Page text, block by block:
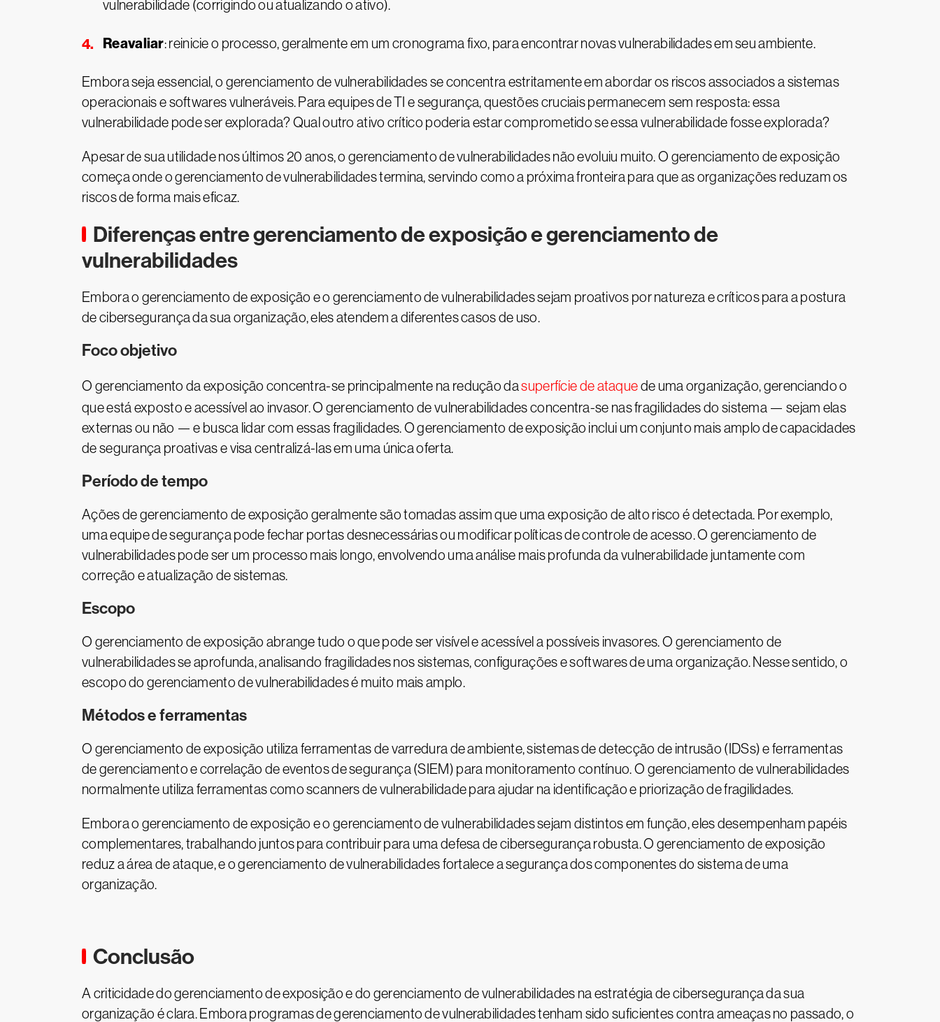
vulnerabilidade (corrigindo ou atualizando o ativo).
Reavaliar: reinicie o processo, geralmente em um cronograma fixo, para encontrar novas vulnerabilidades em seu ambiente.
Embora seja essencial, o gerenciamento de vulnerabilidades se concentra estritamente em abordar os riscos associados a sistemas
operacionais e softwares vulneráveis. Para equipes de TI e segurança, questões cruciais permanecem sem resposta: essa
vulnerabilidade pode ser explorada? Qual outro ativo crítico poderia estar comprometido se essa vulnerabilidade fosse explorada?
Apesar de sua utilidade nos últimos 20 anos, o gerenciamento de vulnerabilidades não evoluiu muito. O gerenciamento de exposição
começa onde o gerenciamento de vulnerabilidades termina, servindo como a próxima fronteira para que as organizações reduzam os
riscos de forma mais eficaz.
Diferenças entre gerenciamento de exposição e gerenciamento de
vulnerabilidades
Embora o gerenciamento de exposição e o gerenciamento de vulnerabilidades sejam proativos por natureza e críticos para a postura
de cibersegurança da sua organização, eles atendem a diferentes casos de uso.
Foco objetivo
O gerenciamento da exposição concentra-se principalmente na redução dasuperfície de ataquede uma organização, gerenciando o
que está exposto e acessível ao invasor. O gerenciamento de vulnerabilidades concentra-se nas fragilidades do sistema — sejam elas
externas ou não — e busca lidar com essas fragilidades. O gerenciamento de exposição inclui um conjunto mais amplo de capacidades
de segurança proativas e visa centralizá-las em uma única oferta.
Período de tempo
Ações de gerenciamento de exposição geralmente são tomadas assim que uma exposição de alto risco é detectada. Por exemplo,
uma equipe de segurança pode fechar portas desnecessárias ou modificar políticas de controle de acesso. O gerenciamento de
vulnerabilidades pode ser um processo mais longo, envolvendo uma análise mais profunda da vulnerabilidade juntamente com
correção e atualização de sistemas.
Escopo
O gerenciamento de exposição abrange tudo o que pode ser visível e acessível a possíveis invasores. O gerenciamento de
vulnerabilidades se aprofunda, analisando fragilidades nos sistemas, configurações e softwares de uma organização. Nesse sentido, o
escopo do gerenciamento de vulnerabilidades é muito mais amplo.
Métodos e ferramentas
O gerenciamento de exposição utiliza ferramentas de varredura de ambiente, sistemas de detecção de intrusão (IDSs) e ferramentas
de gerenciamento e correlação de eventos de segurança (SIEM) para monitoramento contínuo. O gerenciamento de vulnerabilidades
normalmente utiliza ferramentas como scanners de vulnerabilidade para ajudar na identificação e priorização de fragilidades.
Embora o gerenciamento de exposição e o gerenciamento de vulnerabilidades sejam distintos em função, eles desempenham papéis
complementares, trabalhando juntos para contribuir para uma defesa de cibersegurança robusta. O gerenciamento de exposição
reduz a área de ataque, e o gerenciamento de vulnerabilidades fortalece a segurança dos componentes do sistema de uma
organização.
Conclusão
A criticidade do gerenciamento de exposição e do gerenciamento de vulnerabilidades na estratégia de cibersegurança da sua
organização é clara. Embora programas de gerenciamento de vulnerabilidades tenham sido suficientes contra ameaças no passado, o